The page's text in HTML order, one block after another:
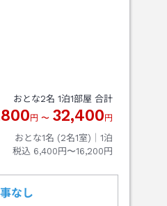
おとな2名 1泊1部屋 合計
円 〜 32,400 円
おとな1名 (2名1室)｜ 1泊
税込 6,400円〜16,200円
なし